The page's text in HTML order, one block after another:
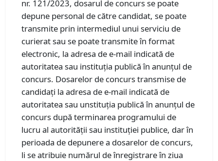
nr. 121/2023, dosarul de concurs se poate
depune personal de către candidat, se poate
transmite prin intermediul unui serviciu de
curierat sau se poate transmite în format
electronic, la adresa de e-mail indicată de
autoritatea sau instituția publică în anunțul de
concurs. Dosarelor de concurs transmise de
candidați la adresa de e-mail indicată de
autoritatea sau unstituția publică în anunțul de
concurs după terminarea programului de
lucru al autorității sau instituției publice, dar în
perioada de depunere a dosarelor de concurs,
li se atribuie numărul de înregistrare în ziua